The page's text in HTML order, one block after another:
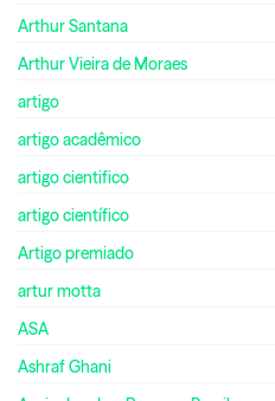
Arthur Santana
Arthur Vieira de Moraes
artigo
artigo acadêmico
artigo cientifico
artigo científico
Artigo premiado
artur motta
ASA
Ashraf Ghani